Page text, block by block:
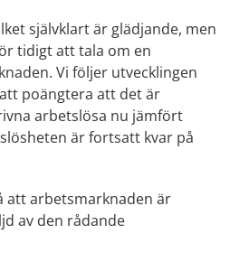
självklart är glädjande, men
tidigt att tala om en
Vi följer utvecklingen
poängtera att det är
arbetslösa nu jämfört
är fortsatt kvar på
att arbetsmarknaden är
av den rådande